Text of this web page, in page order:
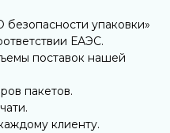
безопасности упаковки»
ЕАЭС.
поставок нашей
пакетов.
клиенту.